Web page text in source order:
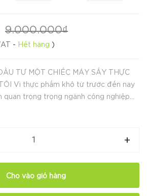
9.000.000₫
- Hết hàng )
TƯ MỘT CHIẾC MÁY SẤY THỰC
Vì thực phẩm khô từ trước đến nay
quan trọng trọng ngành công nghiệp
loại bỏ phầ...
+
Cho vào giỏ hàng